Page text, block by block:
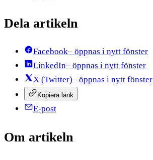
Dela artikeln
Facebook– öppnas i nytt fönster
LinkedIn– öppnas i nytt fönster
X (Twitter)– öppnas i nytt fönster
Kopiera länk
E-post
Om artikeln